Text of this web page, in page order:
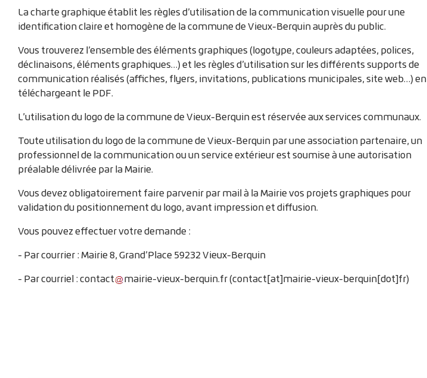
d
A
a
n
e
La charte graphique établit les règles d’utilisation de la communication visuelle pour une
identification claire et homogène de la commune de Vieux-Berquin auprès du public.
Vous trouverez l’ensemble des éléments graphiques (logotype, couleurs adaptées, polices,
déclinaisons, éléments graphiques…) et les règles d’utilisation sur les différents supports de
communication réalisés (affiches, flyers, invitations, publications municipales, site web…) en
téléchargeant le PDF.
L’utilisation du logo de la commune de Vieux-Berquin est réservée aux services communaux.
Toute utilisation du logo de la commune de Vieux-Berquin par une association partenaire, un
professionnel de la communication ou un service extérieur est soumise à une autorisation
préalable délivrée par la Mairie.
Vous devez obligatoirement faire parvenir par mail à la Mairie vos projets graphiques pour
validation du positionnement du logo, avant impression et diffusion.
Vous pouvez effectuer votre demande :
- Par courrier : Mairie 8, Grand’Place 59232 Vieux-Berquin
- Par courriel :contact mairie-vieux-berquin.fr(contact[at]mairie-vieux-berquin[dot]fr)